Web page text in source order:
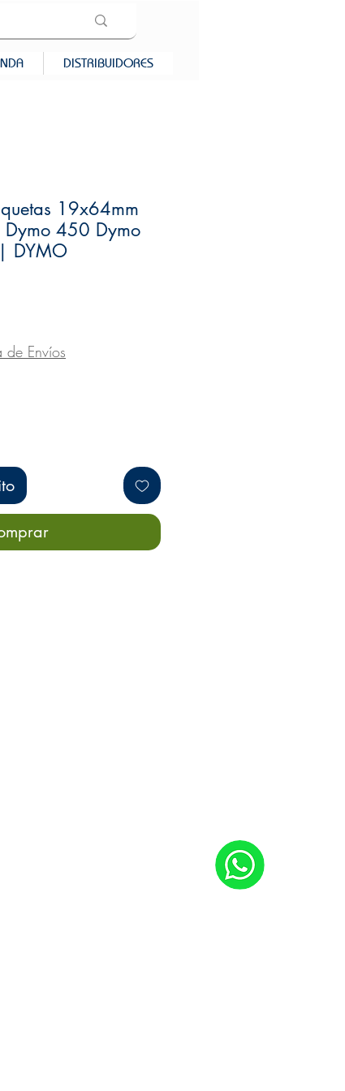
DISTRIBUIDORES
19x64mm
Dymo 450 Dymo
DYMO
de Envíos